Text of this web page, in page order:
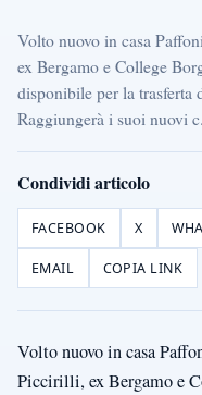
Volto nuovo in casa
ex Bergamo e College
disponibile per la
Raggiungerà i suoi nuovi
Condividi articolo
FACEBOOK X
EMAIL COPIA LINK
Volto nuovo in casa
Piccirilli, ex Bergamo e